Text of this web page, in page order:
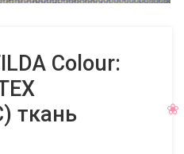
Colour:
ткань